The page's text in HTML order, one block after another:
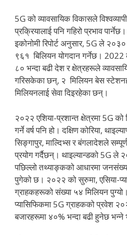
5G को व्यावसायिक विकासले
प्रक्रियालाई पनि गहिरो प्रभाव
इकोनोमी रिपोर्ट अनुसार, 5G ले २०३०
९६१ बिलियन योगदान गर्नेछ। 2022
८० भन्दा बढी देश र क्षेत्रहरूले
गरिसकेका छन्, २ मिलियन बेस
मिलियनलाई सेवा दिइरहेका छन्।
२०२२ एशिया-प्रशान्त क्षेत्रमा 5G
गर्ने वर्ष पनि हो। दक्षिण कोरिया,
सिङ्गापुर, माल्दिभ्स र बंगलादेशले
प्रयोग गर्दैछन्। थाइल्यान्डको 5G ले
पछिल्लो तथ्याङ्कको आधारमा
पुगेको छ। २०२२ को सुरुमा, एसिया-
ग्राहकहरूको संख्या ५४ मिलियन
प्यासिफिकमा 5G ग्राहकको प्रवेश
बजारहरूमा ४०% भन्दा बढी हुनेछ भन्ने